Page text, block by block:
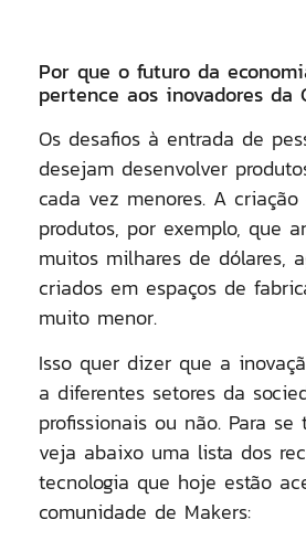
Por que o futuro da
pertence aos inovadores da
Os desafios à entrada de
desejam desenvolver
cada vez menores. A
produtos, por exemplo, que
muitos milhares de dólares,
criados em espaços de
muito menor.
Isso quer dizer que a
a diferentes setores da
profissionais ou não. Para
veja abaixo uma lista dos
tecnologia que hoje estão
comunidade de Makers: